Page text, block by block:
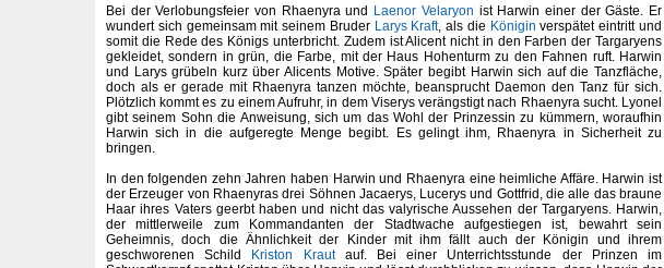
Bei der Verlobungsfeier von Rhaenyra und
Laenor Velaryon ist Harwin einer der Gäste. Er
wundert sich gemeinsam mit seinem Bruder Larys Kraft, als die Königin verspätet eintritt und
somit die Rede des Königs unterbricht. Zudem ist Alicent nicht in den Farben der Targaryens
gekleidet, sondern in grün, die Farbe, mit der Haus Hohenturm zu den Fahnen ruft. Harwin
und Larys grübeln kurz über Alicents Motive. Später begibt Harwin sich auf die Tanzfläche,
doch als er gerade mit Rhaenyra tanzen möchte, beansprucht Daemon den Tanz für sich.
Plötzlich kommt es zu einem Aufruhr, in dem Viserys verängstigt nach Rhaenyra sucht. Lyonel
gibt seinem Sohn die Anweisung, sich um das Wohl der Prinzessin zu kümmern, woraufhin
Harwin sich in die aufgeregte Menge begibt. Es gelingt ihm, Rhaenyra in Sicherheit zu
bringen.
In den folgenden zehn Jahren haben Harwin und Rhaenyra eine heimliche Affäre. Harwin ist
der Erzeuger von Rhaenyras drei Söhnen Jacaerys, Lucerys und Gottfrid, die alle das braune
Haar ihres Vaters geerbt haben und nicht das valyrische Aussehen der Targaryens. Harwin,
der mittlerweile zum Kommandanten der Stadtwache aufgestiegen ist, bewahrt sein
Geheimnis, doch die Ähnlichkeit der Kinder mit ihm fällt auch der Königin und ihrem
geschworenen Schild
Kriston Krautauf. Bei einer Unterrichtsstunde der Prinzen im